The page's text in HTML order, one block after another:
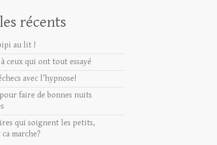
récents
au lit !
à ceux qui ont tout essayé
avec l’hypnose!
faire de bonnes nuits
qui soignent les petits,
marche?